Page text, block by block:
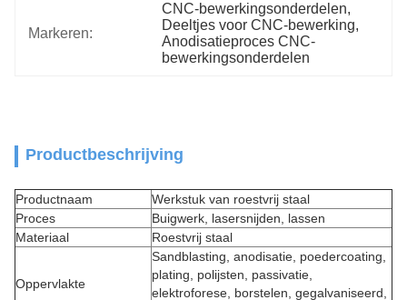
Markeren:
CNC-bewerkingsonderdelen,
Deeltjes voor CNC-bewerking,
Anodisatieproces CNC-
bewerkingsonderdelen
Productbeschrijving
Productnaam
Werkstuk van roestvrij staal
Proces
Buigwerk, lasersnijden, lassen
Materiaal
Roestvrij staal
Oppervlakte
Sandblasting, anodisatie, poedercoating,
plating, polijsten, passivatie,
elektroforese, borstelen, gegalvaniseerd,